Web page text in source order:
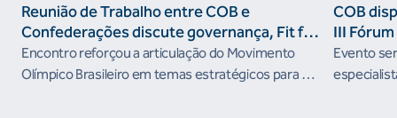
Reunião de Trabalho entre COB e
Confederações discute governança, Fit for
the Future e presença do Brasil em
organismos internacionais
Encontro reforçou a articulação do Movimento
Olímpico Brasileiro em temas estratégicos para os
COB
III
Evento